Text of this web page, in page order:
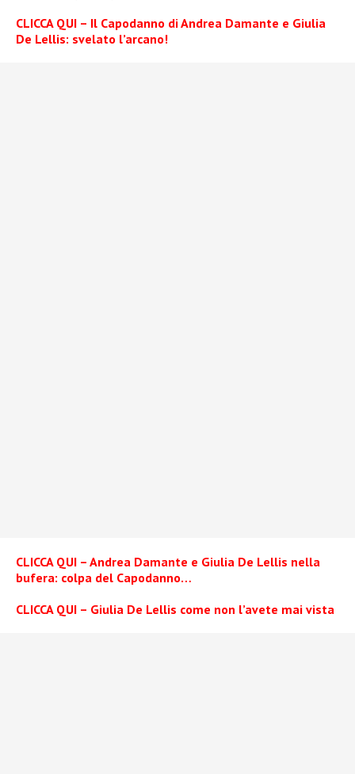
CLICCA QUI – Il Capodanno di Andrea Damante e Giulia
De Lellis: svelato l’arcano!
CLICCA QUI – Andrea Damante e Giulia De Lellis nella
bufera: colpa del Capodanno…
CLICCA QUI – Giulia De Lellis come non l’avete mai vista